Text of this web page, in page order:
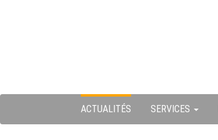
ACTUALITÉS SERVICES